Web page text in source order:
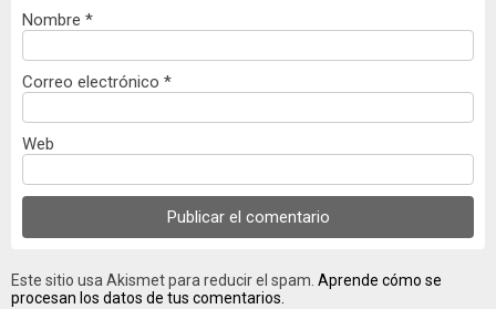
Nombre *
Correo electrónico *
Web
Este sitio usa Akismet para reducir el spam. Aprende cómo se
procesan los datos de tus comentarios.